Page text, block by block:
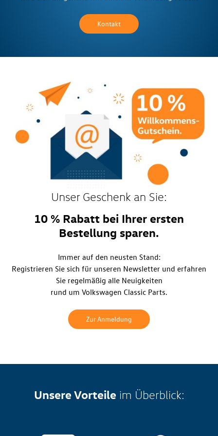
Kontakt
Unser Geschenk an Sie:
10 % Rabatt bei Ihrer ersten
Bestellung sparen.
Immer auf den neusten Stand:
Registrieren Sie sich für unseren Newsletter und erfahren
Sie regelmäßig alle Neuigkeiten
rund um Volkswagen Classic Parts.
Zur Anmeldung
Unsere Vorteile im Überblick: